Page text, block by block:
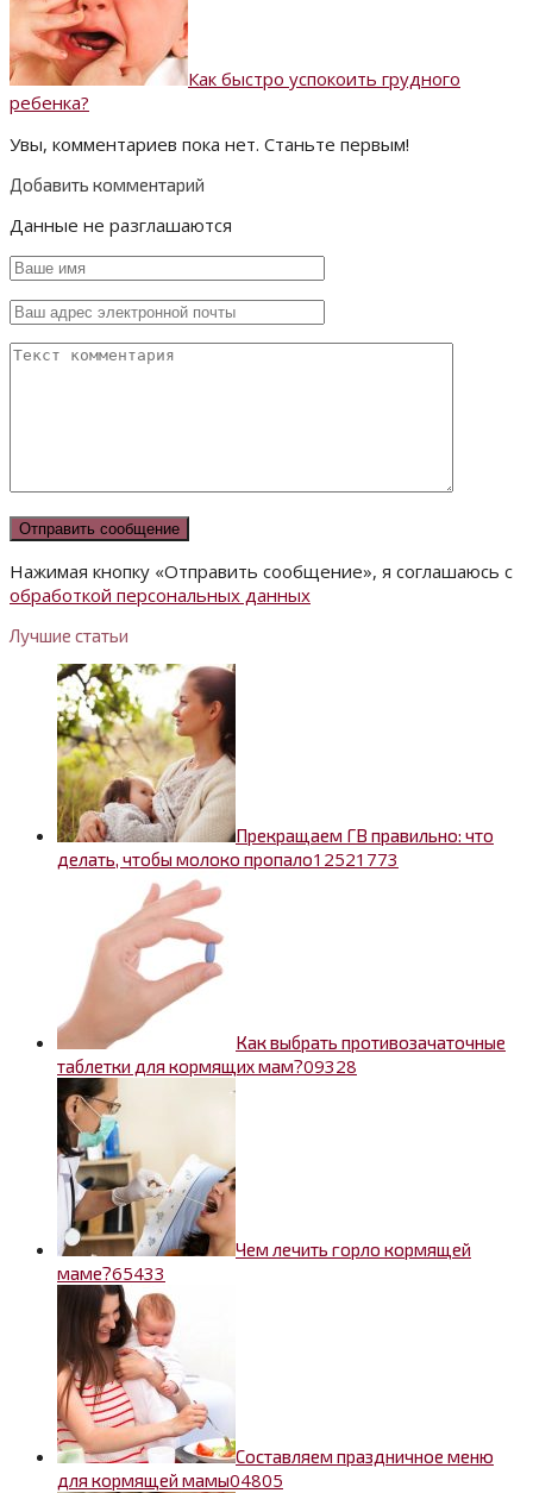
Как быстро успокоить грудного
ребенка?
Увы, комментариев пока нет. Станьте первым!
Добавить комментарий
Данные не разглашаются
Нажимая кнопку «Отправить сообщение», я соглашаюсь с
обработкой персональных данных
Лучшие статьи
Прекращаем ГВ правильно: что
делать, чтобы молоко пропало12521773
Как выбрать противозачаточные
таблетки для кормящих мам?09328
Чем лечить горло кормящей
маме?65433
Составляем праздничное меню
для кормящей мамы04805